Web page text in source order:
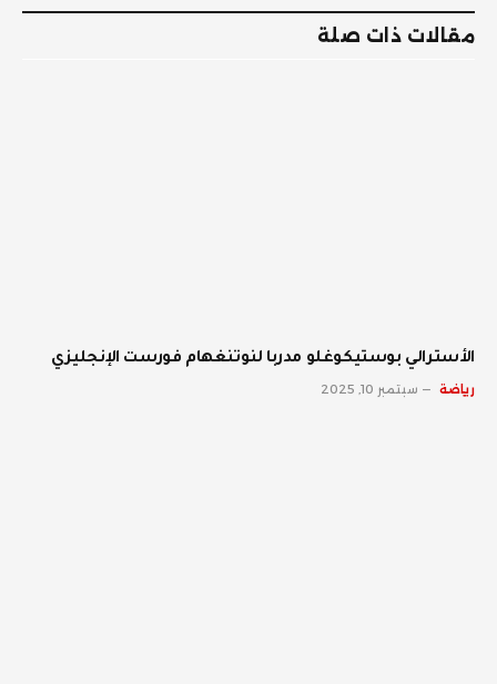
مقالات ذات صلة
الأسترالي بوستيكوغلو مدربا لنوتنغهام فورست الإنجليزي
رياضة سبتمبر 10, 2025